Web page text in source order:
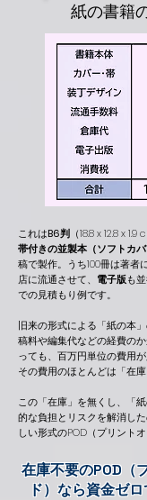
紙の書籍
これはB6判 （18.8 x 12.8 x 1.9
帯付きの並製本（ソフトカ
稿で製作。うち100冊は著者
店に流通させて、 電子版も
での見積もり例です。
旧来の形式による「紙の本
稿料や編集代などの経費の
っても、百万円単位の費用
その費用のほとんどは「在
この「在庫」を無くし、「
的な負担とリスクを解消し
しい形式のPOD（プリント
在庫不要のPOD（
ド）なら資金ゼ